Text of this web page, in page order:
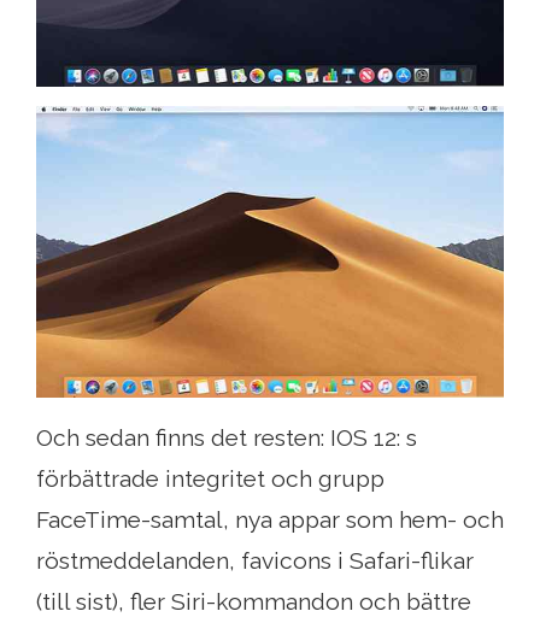
Och sedan finns det resten: IOS 12: s
förbättrade integritet och grupp
FaceTime-samtal, nya appar som hem- och
röstmeddelanden, favicons i Safari-flikar
(till sist), fler Siri-kommandon och bättre